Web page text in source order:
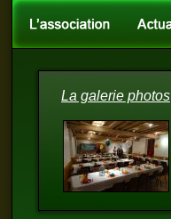
La galerie photos